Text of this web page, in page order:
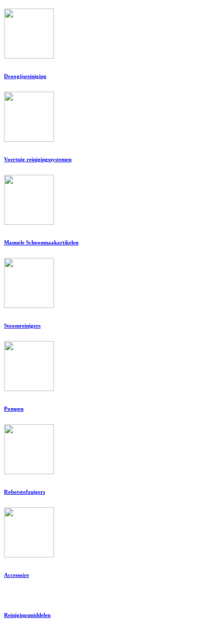
Droogijsreiniging
Voertuig reinigingssystemen
Manuele Schoonmaakartikelen
Stoomreinigers
Pompen
Robotstofzuigers
Accessoire
Reinigingsmiddelen